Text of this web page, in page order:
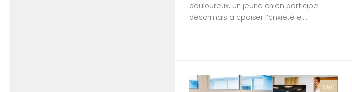
douloureux, un jeune chien participe
désormais à apaiser l’anxiété et...
0